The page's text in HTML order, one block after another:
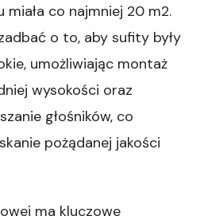
co najmniej 20 m2.
o to, aby sufity były
umożliwiając montaż
wysokości oraz
głośników, co
pożądanej jakości
ma kluczowe